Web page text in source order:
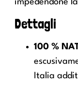
Dettagli
100 %
Italia